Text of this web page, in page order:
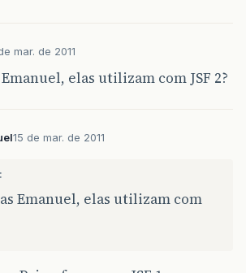
mar. de 2011
elas utilizam com JSF 2?
15 de mar. de 2011
Emanuel, elas utilizam com